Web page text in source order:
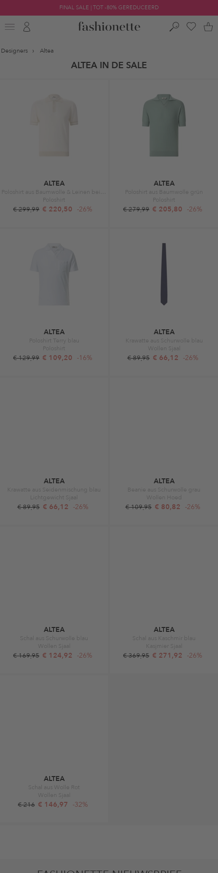
FINAL SALE | TOT -80% GEREDUCEERD
Designers Altea
ALTEA IN DE SALE
ALTEA
Poloshirt
€ 299,99 € 220,50 -26%
ALTEA
Poloshirt aus Baumwolle grün
Poloshirt
€ 279,99 € 205,80 -26%
ALTEA
Poloshirt Terry blau
Poloshirt
€ 129,99 € 109,20 -16%
ALTEA
Krawatte aus Schurwolle blau
Wollen Sjaal
€ 89,95 € 66,12 -26%
ALTEA
Krawatte aus Seidenmischung blau
Lichtgewicht Sjaal
€ 89,95 € 66,12 -26%
ALTEA
Beanie aus Schurwolle grau
Wollen Hoed
€ 109,95 € 80,82 -26%
ALTEA
Schal aus Schurwolle blau
Wollen Sjaal
€ 169,95 € 124,92 -26%
ALTEA
Schal aus Kaschmir blau
Kasjmier Sjaal
€ 369,95 € 271,92 -26%
ALTEA
Schal aus Wolle Rot
Wollen Sjaal
€ 216 € 146,97 -32%